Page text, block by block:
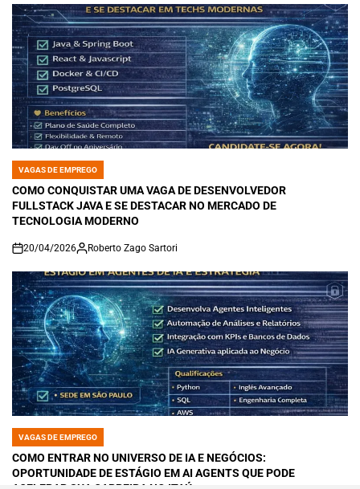
POSTED
IN
VAGAS DE EMPREGO
COMO CONQUISTAR UMA VAGA DE DESENVOLVEDOR
FULLSTACK JAVA E SE DESTACAR NO MERCADO DE
TECNOLOGIA MODERNO
on
20/04/2026 Roberto Zago Sartori
POSTED
IN
VAGAS DE EMPREGO
COMO ENTRAR NO UNIVERSO DE IA E NEGÓCIOS:
OPORTUNIDADE DE ESTÁGIO EM AI AGENTS QUE PODE